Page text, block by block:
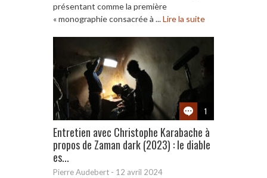
présentant comme la première
« monographie consacrée à ...Lire la suite
1
Entretien avec Christophe Karabache à
propos de Zaman dark (2023) : le diable
es...
Pierre Audebert - 12 avril 2024